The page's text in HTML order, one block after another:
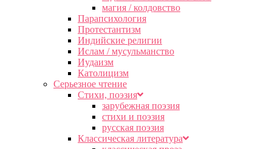
магия / колдовство
Парапсихология
Протестантизм
Индийские религии
Ислам / мусульманство
Иудаизм
Католицизм
Серьезное чтение
Cтихи, поэзия
зарубежная поэзия
стихи и поэзия
русская поэзия
Классическая литература